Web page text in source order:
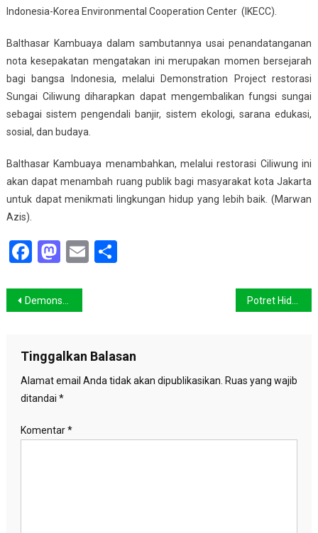
Indonesia-Korea Environmental Cooperation Center (IKECC).
Balthasar Kambuaya dalam sambutannya usai penandatanganan
nota kesepakatan mengatakan ini merupakan momen bersejarah
bagi bangsa Indonesia, melalui Demonstration Project restorasi
Sungai Ciliwung diharapkan dapat mengembalikan fungsi sungai
sebagai sistem pengendali banjir, sistem ekologi, sarana edukasi,
sosial, dan budaya.
Balthasar Kambuaya menambahkan, melalui restorasi Ciliwung ini
akan dapat menambah ruang publik bagi masyarakat kota Jakarta
untuk dapat menikmati lingkungan hidup yang lebih baik. (Marwan
Azis).
Facebook
Mastodon
EmailShare
Navigasi
Demonstrasi Damai di Pusat Doha
Tinggalkan Balasan
Alamat email Anda tidak akan dipublikasikan. Ruas yang wajib
ditandai *
Komentar*